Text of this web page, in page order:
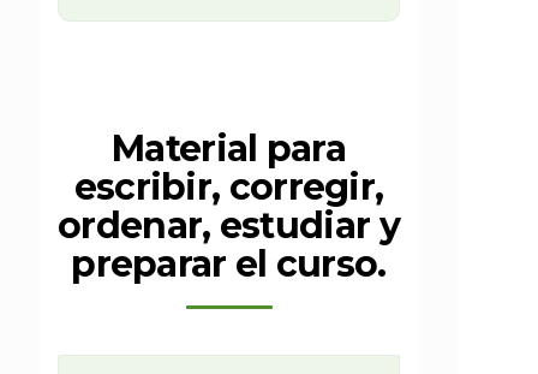
Material para
escribir, corregir,
ordenar, estudiar y
preparar el curso.